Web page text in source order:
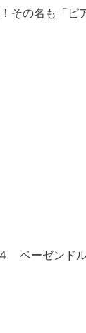
その名も「ピ
ベーゼンド